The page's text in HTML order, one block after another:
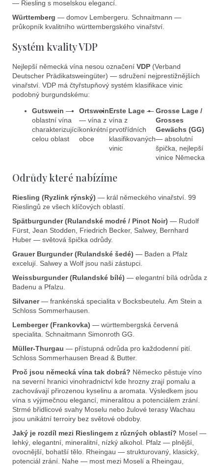
— Riesling s moselskou elegancí.
Württemberg — domov Lembergeru. Schnaitmann —
průkopník kvalitního württembergského vinařství.
Systém kvality VDP
Nejlepší německá vína nesou označení VDP (Verband
Deutscher Prädikatsweingüter) — sdružení nejprestižnějších
vinařství. VDP má čtyřstupňový systém klasifikace vinic
podobný burgundskému:
Gutswein —
oblastní vína
charakterizující
celou oblast
Ortswein
— vína z
konkrétní
obce
Erste Lage —
vína z
prvotřídních
klasifikovaných
vinic
Grosse Lage /
Grosses
Gewächs (GG)
— absolutní
špička, nejlepší
vinice Německa
Odrůdy které nabízíme
Riesling (Ryzlink rýnský) — král německého vinařství. 99
Rieslingů ze všech klíčových oblastí.
Spätburgunder (Rulandské modré / Pinot Noir) — Rudolf
Fürst, Jean Stodden, Friedrich Becker, Salwey, Bernhard
Huber — světová špička odrůdy.
Grauer Burgunder (Rulandské šedé) — Baden a Pfalz
excelují. Salwey a Wolf jsou naši zástupci.
Weissburgunder (Rulandské bílé) — elegantní bílá odrůda z
Badenu a Pfalzu.
Silvaner— frankénská specialita v Bocksbeutelu. Am Stein a
Schloss Sommerhausen.
Lemberger (Frankovka) — württembergská červená
specialita. Schnaitmann Simonroth GG.
Müller-Thurgau — přístupná odrůda pro každodenní pití.
Schloss Sommerhausen Bread & Butter.
Proč jsou německá vína tak dobrá? Německo pěstuje víno
na severní hranici vinohradnictví kde hrozny zrají pomalu a
zachovávají přirozenou kyselinu a aromata. Výsledkem jsou
vína s výjimečnou elegancí, mineralitou a potenciálem zrání.
Strmé břidlicové svahy Moselu nebo žulové terasy Wachau
jsou unikátní terroiry bez světové obdoby.
Jaký je rozdíl mezi Rieslingem z různých oblastí? Mosel —
lehký, elegantní, mineralitní, nízký alkohol. Pfalz — plnější,
ovocnější, bohatší tělo. Rheingau — strukturovaný, klasický,
potenciál zrání. Nahe — most mezi Moselí a Rheingau,